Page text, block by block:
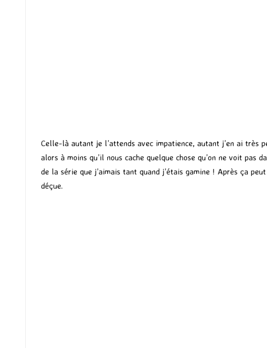
Celle-là autant je l’attends avec impatience, autant j’en ai
alors à moins qu’il nous cache quelque chose qu’on ne voit
de la série que j’aimais tant quand j’étais gamine ! Après ça
déçue.